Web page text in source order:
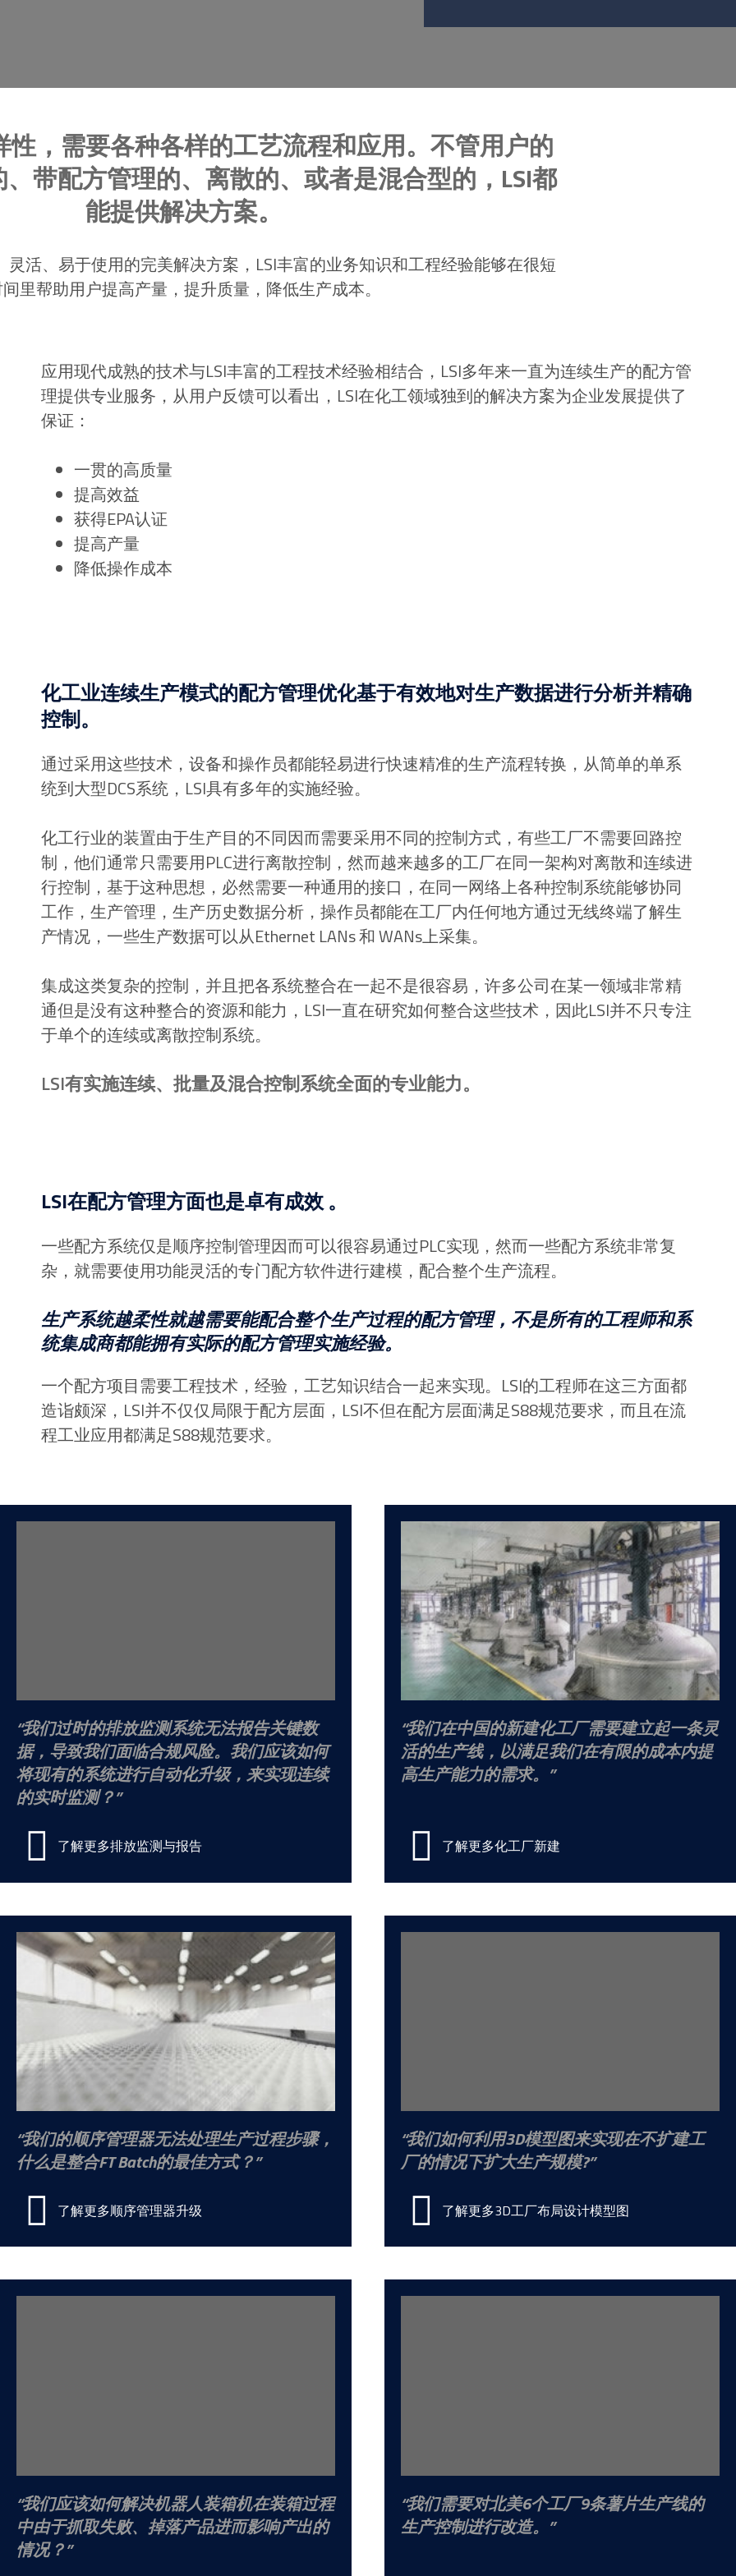
，需要各种各样的工艺流程和应用。不管用户的
带配方管理的、离散的、或者是混合型的，LSI都
能提供解决方案。
活、易于使用的完美解决方案，LSI丰富的业务知识和工程经验能够在很短
里帮助用户提高产量，提升质量，降低生产成本。
应用现代成熟的技术与LSI丰富的工程技术经验相结合，LSI多年来一直为连续生产的配方管
理提供专业服务，从用户反馈可以看出，LSI在化工领域独到的解决方案为企业发展提供了
保证：
一贯的高质量
提高效益
获得EPA认证
提高产量
降低操作成本
化工业连续生产模式的配方管理优化基于有效地对生产数据进行分析并精确
控制。
通过采用这些技术，设备和操作员都能轻易进行快速精准的生产流程转换，从简单的单系
统到大型DCS系统，LSI具有多年的实施经验。
化工行业的装置由于生产目的不同因而需要采用不同的控制方式，有些工厂不需要回路控
制，他们通常只需要用PLC进行离散控制，然而越来越多的工厂在同一架构对离散和连续进
行控制，基于这种思想，必然需要一种通用的接口，在同一网络上各种控制系统能够协同
工作，生产管理，生产历史数据分析，操作员都能在工厂内任何地方通过无线终端了解生
产情况，一些生产数据可以从Ethernet LANs 和 WANs上采集。
集成这类复杂的控制，并且把各系统整合在一起不是很容易，许多公司在某一领域非常精
通但是没有这种整合的资源和能力，LSI一直在研究如何整合这些技术，因此LSI并不只专注
于单个的连续或离散控制系统。
LSI有实施连续、批量及混合控制系统全面的专业能力。
LSI在配方管理方面也是卓有成效 。
一些配方系统仅是顺序控制管理因而可以很容易通过PLC实现，然而一些配方系统非常复
杂，就需要使用功能灵活的专门配方软件进行建模，配合整个生产流程。
生产系统越柔性就越需要能配合整个生产过程的配方管理，不是所有的工程师和系
统集成商都能拥有实际的配方管理实施经验。
一个配方项目需要工程技术，经验，工艺知识结合一起来实现。LSI的工程师在这三方面都
造诣颇深，LSI并不仅仅局限于配方层面，LSI不但在配方层面满足S88规范要求，而且在流
程工业应用都满足S88规范要求。
我们过时的排放监测系统无法报告关键数
据，导致我们面临合规风险。我们应该如何
将现有的系统进行自动化升级，来实现连续
的实时监测？
了解更多排放监测与报告
我们在中国的新建化工厂需要建立起一条灵
活的生产线，以满足我们在有限的成本内提
高生产能力的需求。
了解更多化工厂新建
我们的顺序管理器无法处理生产过程步骤，
什么是整合FT Batch的最佳方式？
了解更多顺序管理器升级
我们如何利用3D模型图来实现在不扩建工
厂的情况下扩大生产规模?
了解更多3D工厂布局设计模型图
我们应该如何解决机器人装箱机在装箱过程
中由于抓取失败、掉落产品进而影响产出的
情况？
我们需要对北美6个工厂9条薯片生产线的
生产控制进行改造。